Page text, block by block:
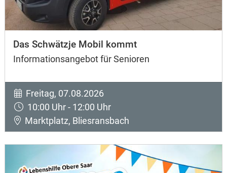
Das Schwätzje Mobil kommt
Informationsangebot für Senioren
Freitag, 07.08.2026
10:00 Uhr - 12:00 Uhr
Marktplatz, Bliesransbach